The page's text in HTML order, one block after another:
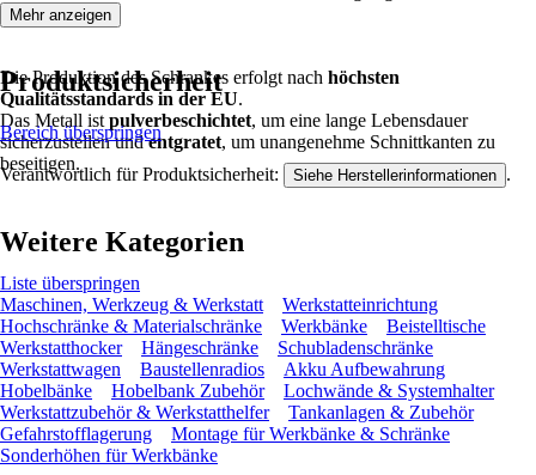
Die Produktion des Schrankes erfolgt nach höchsten
Qualitätsstandards in der EU.
Das Metall ist pulverbeschichtet, um eine lange Lebensdauer
sicherzustellen undentgratet, um unangenehme Schnittkanten zu
beseitigen.
Mehr anzeigen
Produktsicherheit
Bereich überspringen
Verantwortlich für Produktsicherheit: Siehe Herstellerinformationen .
Weitere Kategorien
Liste überspringen
Maschinen, Werkzeug & Werkstatt
Werkstatteinrichtung
Hochschränke & Materialschränke
Werkbänke
Beistelltische
Werkstatthocker
Hängeschränke
Schubladenschränke
Werkstattwagen
Baustellenradios
Akku Aufbewahrung
Hobelbänke
Hobelbank Zubehör
Lochwände & Systemhalter
Werkstattzubehör & Werkstatthelfer
Tankanlagen & Zubehör
Gefahrstofflagerung
Montage für Werkbänke & Schränke
Sonderhöhen für Werkbänke